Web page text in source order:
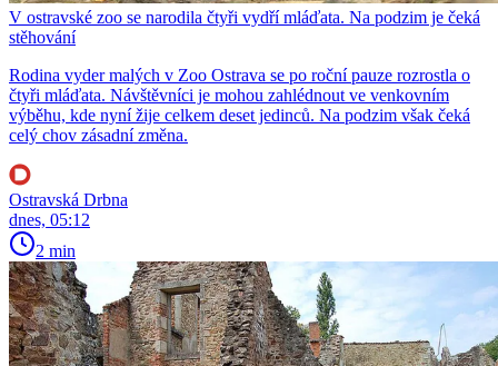
V ostravské zoo se narodila čtyři vydří mláďata. Na podzim je čeká
stěhování
Rodina vyder malých v Zoo Ostrava se po roční pauze rozrostla o
čtyři mláďata. Návštěvníci je mohou zahlédnout ve venkovním
výběhu, kde nyní žije celkem deset jedinců. Na podzim však čeká
celý chov zásadní změna.
Ostravská Drbna
dnes, 05:12
2 min